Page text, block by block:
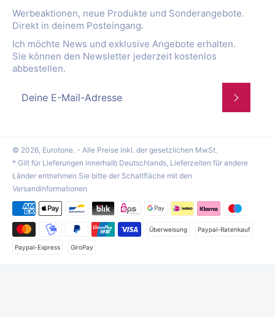
Werbeaktionen, neue Produkte und Sonderangebote.
Direkt in deinem Posteingang.
Ich möchte News und exklusive Angebote erhalten.
Sie können den Newsletter jederzeit kostenlos
abbestellen.
© 2026, Eurotone. - Alle Preise inkl. der gesetzlichen MwSt.
* Gilt für Lieferungen innerhalb Deutschlands, Lieferzeiten für andere
Länder entnehmen Sie bitte der Schaltfläche mit den
Versandinformationen
Zahlungsmethoden
Überweisung Paypal-Ratenkauf
Paypal-Express GiroPay